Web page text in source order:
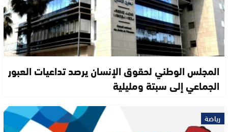
المجلس الوطني لحقوق الإنسان يرصد تداعيات العبور
الجماعي إلى سبتة ومليلية
رياضة